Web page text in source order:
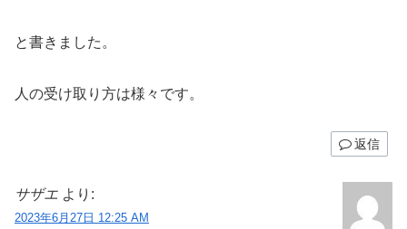
と書きました。
人の受け取り方は様々です。
返信
サザエ より:
2023年6月27日 12:25 AM